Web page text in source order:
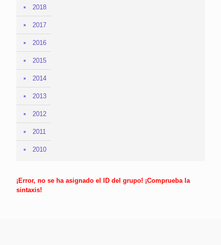
2018
2017
2016
2015
2014
2013
2012
2011
2010
¡Error, no se ha asignado el ID del grupo! ¡Comprueba la
sintaxis!